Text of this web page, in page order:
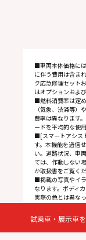
■車両本体価格に
に伴う費用は含ま
ク応急修理セット
はオプションおよ
■燃料消費率は定
（気象、渋滞等
費率は異なります
ードを平均的な使
■[スマートアシス
す。本機能を過信
い。道路状況、車
ては、作動しない
か取扱書をご覧くだ
■掲載の写真やイ
なります。ボディ
実際の色とは異な
■詳しくはスタッ
試乗車・展示車